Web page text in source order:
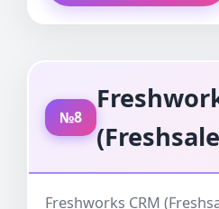
№8
Freshworks CRM